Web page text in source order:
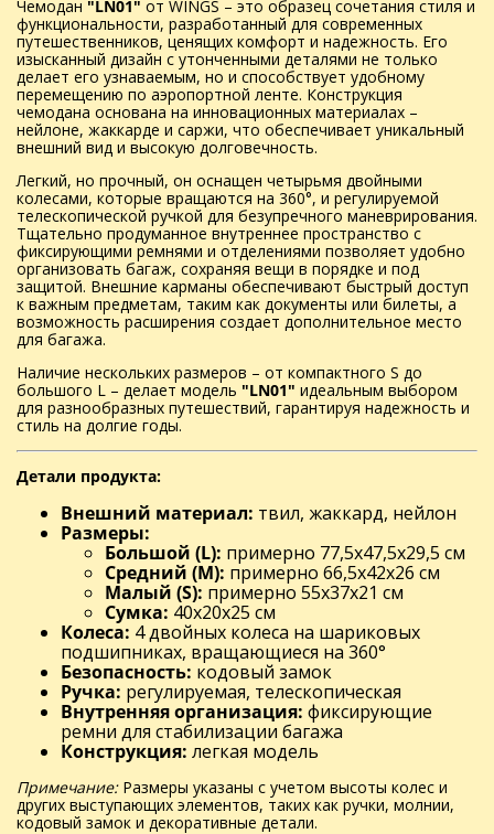
Чемодан "LN01" от WINGS – это образец сочетания стиля и
функциональности, разработанный для современных
путешественников, ценящих комфорт и надежность. Его
изысканный дизайн с утонченными деталями не только
делает его узнаваемым, но и способствует удобному
перемещению по аэропортной ленте. Конструкция
чемодана основана на инновационных материалах –
нейлоне, жаккарде и саржи, что обеспечивает уникальный
внешний вид и высокую долговечность.
Легкий, но прочный, он оснащен четырьмя двойными
колесами, которые вращаются на 360°, и регулируемой
телескопической ручкой для безупречного маневрирования.
Тщательно продуманное внутреннее пространство с
фиксирующими ремнями и отделениями позволяет удобно
организовать багаж, сохраняя вещи в порядке и под
защитой. Внешние карманы обеспечивают быстрый доступ
к важным предметам, таким как документы или билеты, а
возможность расширения создает дополнительное место
для багажа.
Наличие нескольких размеров – от компактного S до
большого L – делает модель "LN01" идеальным выбором
для разнообразных путешествий, гарантируя надежность и
стиль на долгие годы.
Детали продукта:
Внешний материал: твил, жаккард, нейлон
Размеры:
Большой (L): примерно 77,5x47,5x29,5 см
Средний (M): примерно 66,5x42x26 см
Малый (S): примерно 55x37x21 см
Сумка: 40x20x25 см
Колеса: 4 двойных колеса на шариковых
подшипниках, вращающиеся на 360°
Безопасность: кодовый замок
Ручка: регулируемая, телескопическая
Внутренняя организация: фиксирующие
ремни для стабилизации багажа
Конструкция: легкая модель
Примечание:Размеры указаны с учетом высоты колес и
других выступающих элементов, таких как ручки, молнии,
кодовый замок и декоративные детали.